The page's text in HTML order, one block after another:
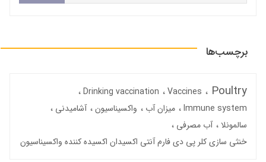
برچسب‌ها
Poultry
Vaccines
Drinking vaccination
Immune system
میزان آب واکسیناسیون
آشامیدنی
سالمونلا
آب مصرفی
خنثی سازی کلر پی دی فارم آنتی اکسیدان اکسیده کننده واکسیناسیون